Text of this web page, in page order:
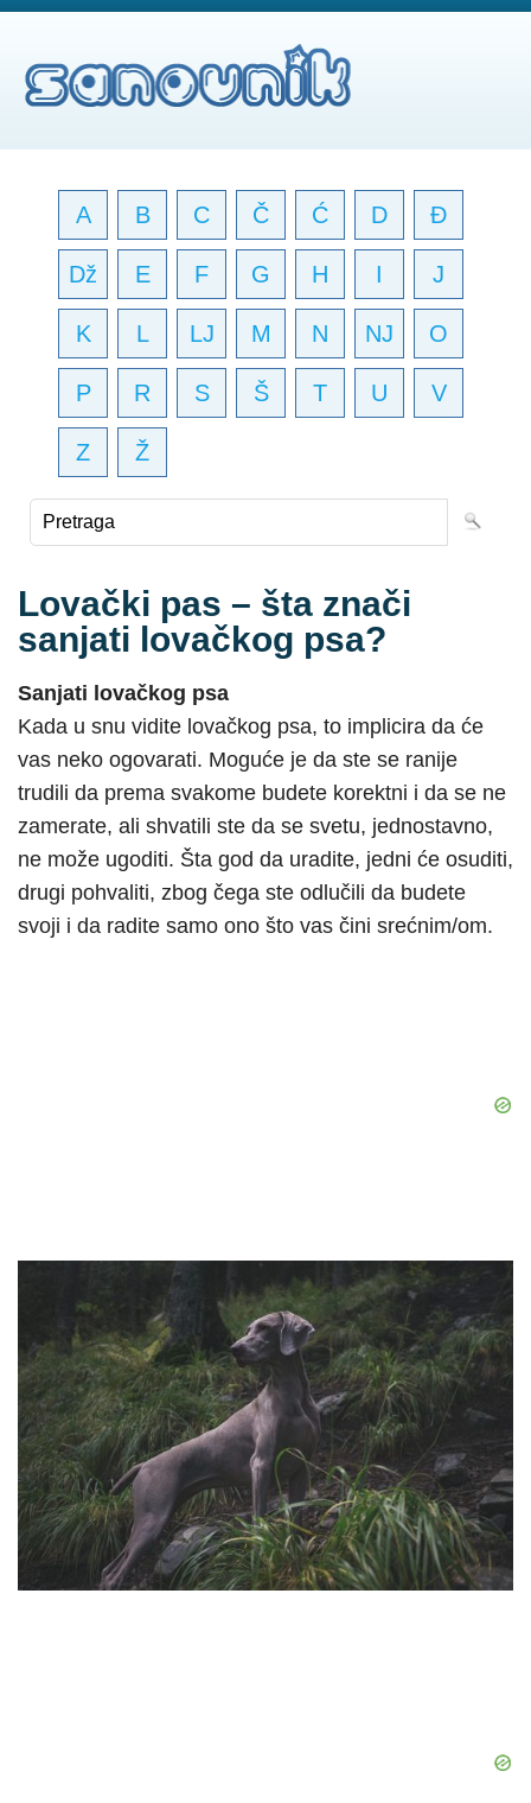
A B C Č Ć D Đ
Dž E F G H I J
K L LJ M N NJ O
P R S Š T U V
Z Ž
Lovački pas – šta znači
sanjati lovačkog psa?
Sanjati lovačkog psa
Kada u snu vidite lovačkog psa, to implicira da će
vas neko ogovarati. Moguće je da ste se ranije
trudili da prema svakome budete korektni i da se ne
zamerate, ali shvatili ste da se svetu, jednostavno,
ne može ugoditi. Šta god da uradite, jedni će osuditi,
drugi pohvaliti, zbog čega ste odlučili da budete
svoji i da radite samo ono što vas čini srećnim/om.